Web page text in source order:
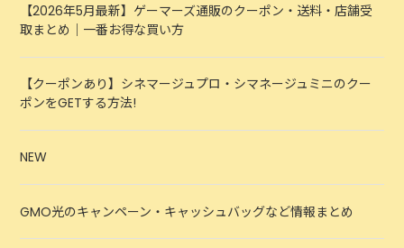
【2026年5月最新】ゲーマーズ通販のクーポン・送料・店舗受
取まとめ｜一番お得な買い方
【クーポンあり】シネマージュプロ・シマネージュミニのクー
ポンをGETする方法!
NEW
GMO光のキャンペーン・キャッシュバッグなど情報まとめ